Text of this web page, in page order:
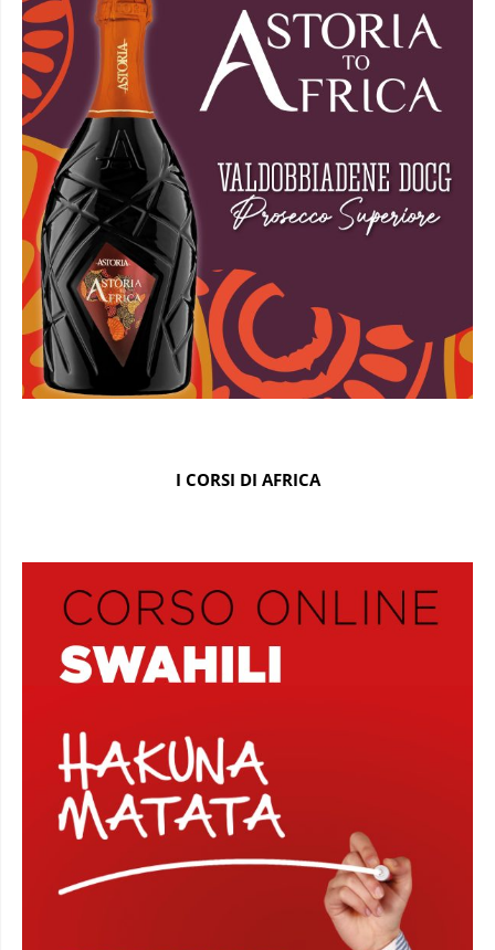
I CORSI DI AFRICA